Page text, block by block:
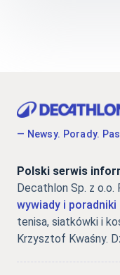
— Newsy. Porady.
Polski serwis
Decathlon Sp. z o.o.
wywiady i poradniki
tenisa, siatkówki i
Krzysztof Kwaśny.